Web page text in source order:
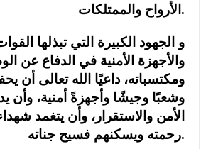
الأرواح والممتلكات.
و الجهود الكبيرة التي تبذلها
والأجهزة الأمنية في الدفاع عن
ومكتسباته، داعيًا الله تعالى أن
وشعبًا وجيشًا وأجهزةً أمنية، وأن
الأمن والاستقرار، وأن يتغمد
رحمته ويسكنهم فسيح جناته.